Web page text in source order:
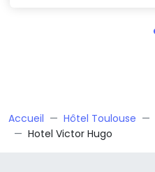
Accueil Hôtel Toulouse
Hotel Victor Hugo